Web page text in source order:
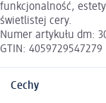
funkcjonalność,
świetlistej cery.
Numer artykułu dm:
GTIN: 4059729547279
Cechy